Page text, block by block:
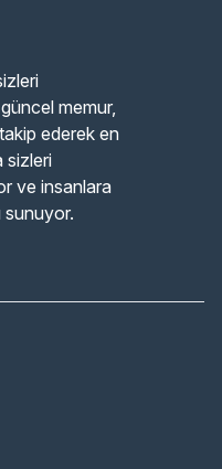
memur,
ederek en
sizleri
ve insanlara
sunuyor.